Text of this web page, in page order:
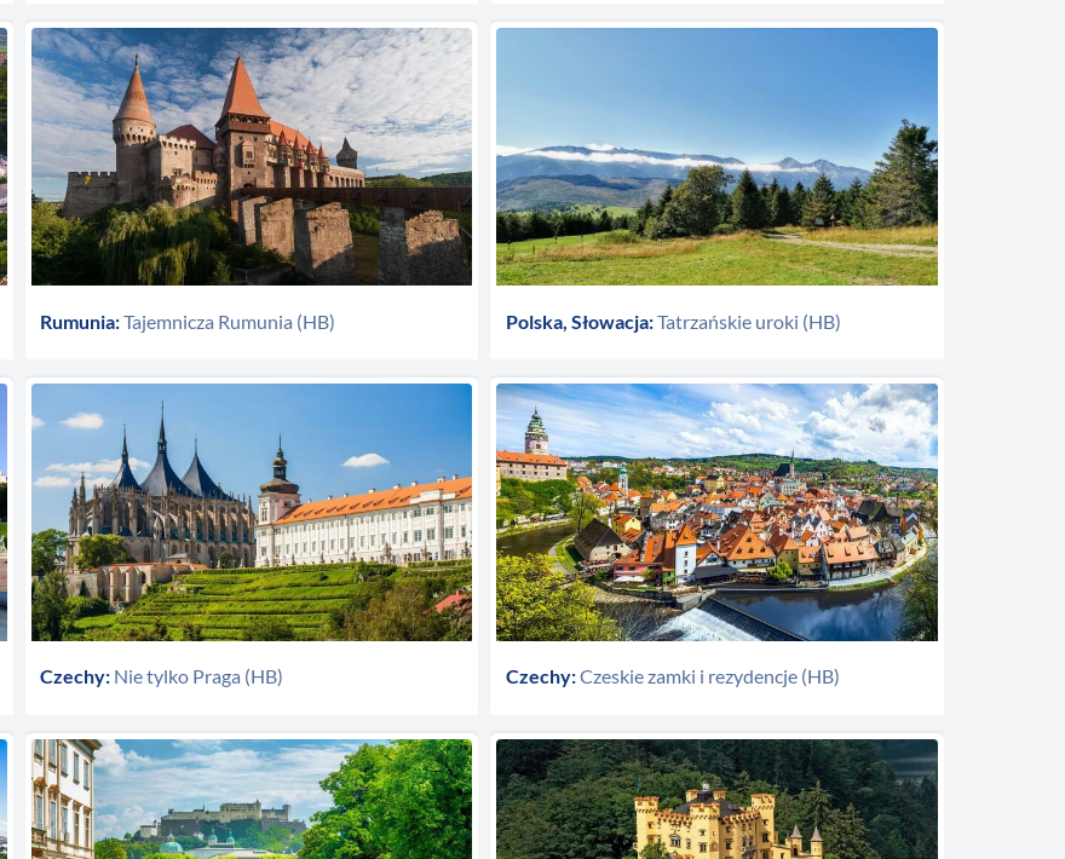
Rumunia:Tajemnicza Rumunia (HB) Polska, Słowacja:Tatrzańskie uroki (HB)
Czechy: Nie tylko Praga (HB) Czechy:Czeskie zamki i rezydencje (HB)